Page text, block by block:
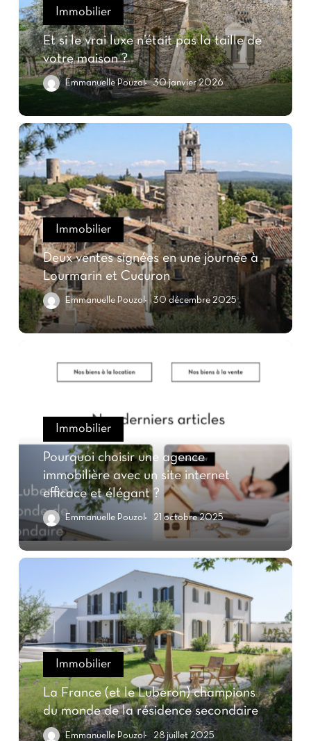
Immobilier
Et si le vrai luxe n’était pas la taille de
votre maison ?
Emmanuelle Pouzol 30 janvier 2026
Immobilier
Deux ventes signées en une journée à
Lourmarin et Cucuron
Emmanuelle Pouzol 30 décembre 2025
Immobilier
Pourquoi choisir une agence
immobilière avec un site internet
efficace et élégant ?
Emmanuelle Pouzol 21 octobre 2025
Immobilier
La France (et le Luberon) champions
du monde de la résidence secondaire
Emmanuelle Pouzol 28 juillet 2025